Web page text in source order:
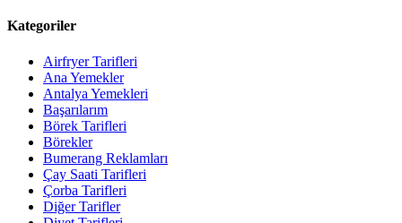
Kategoriler
Airfryer Tarifleri
Ana Yemekler
Antalya Yemekleri
Başarılarım
Börek Tarifleri
Börekler
Bumerang Reklamları
Çay Saati Tarifleri
Çorba Tarifleri
Diğer Tarifler